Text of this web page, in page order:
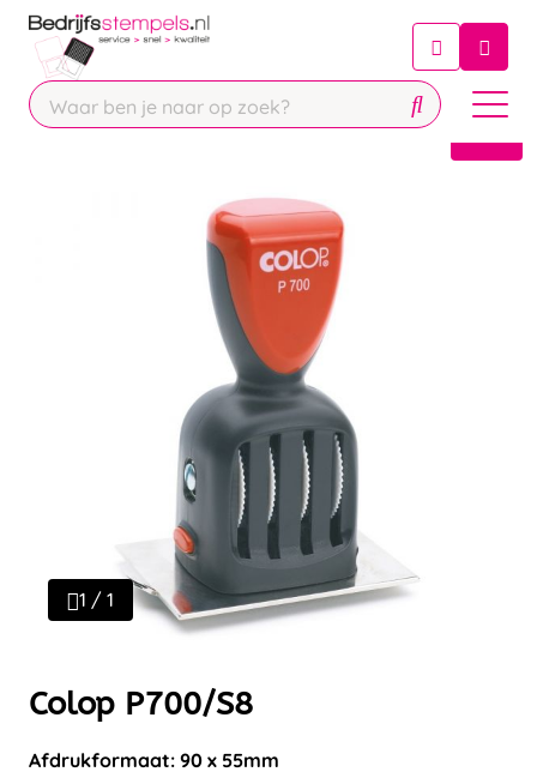
Chatbot
Chat 24/7 met onze chatbot voor
Contact
1 / 1
Colop P700/S8
Afdrukformaat: 90 x 55mm